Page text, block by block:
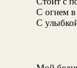
С огнем
С